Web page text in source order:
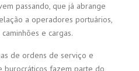
passando, que já abrange
a operadores portuários,
e cargas.
de ordens de serviço e
burocráticos fazem parte do